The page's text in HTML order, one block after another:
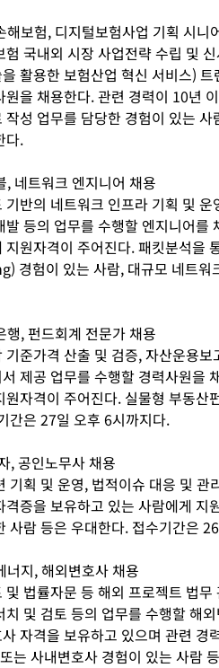
보험, 디지털보험사업 기획 시니
험 국내외 시장 사업전략 수립 및
활용한 보험산업 혁신 서비스)
원을 채용한다. 관련 경력이 10년
작성 업무를 담당한 경험이 있는
다.
네트워크 엔지니어 채용
기반의 네트워크 인프라 기획 및
발 등의 업무를 수행할 엔지니어를
지원자격이 주어진다. 패킷분석을
경험이 있는 사람, 대규모 네트워
, 펀드회계 전문가 채용
기준가격 산출 및 검증, 자산운용
제공 업무를 수행할 경력사원을
원자격이 주어진다. 실물형 부동
간은 27일 오후 6시까지다.
, 공인노무사 채용
기획 및 운영, 법적이슈 대응 및
격증을 보유하고 있는 사람에게 지
사람 등은 우대한다. 접수기간은
지, 해외변호사 채용
및 법률자문 등 해외 프로젝트 법
치 및 검토 등의 업무를 수행할 해
자격을 보유하고 있으며 관련 경
는 사내변호사 경험이 있는 사람